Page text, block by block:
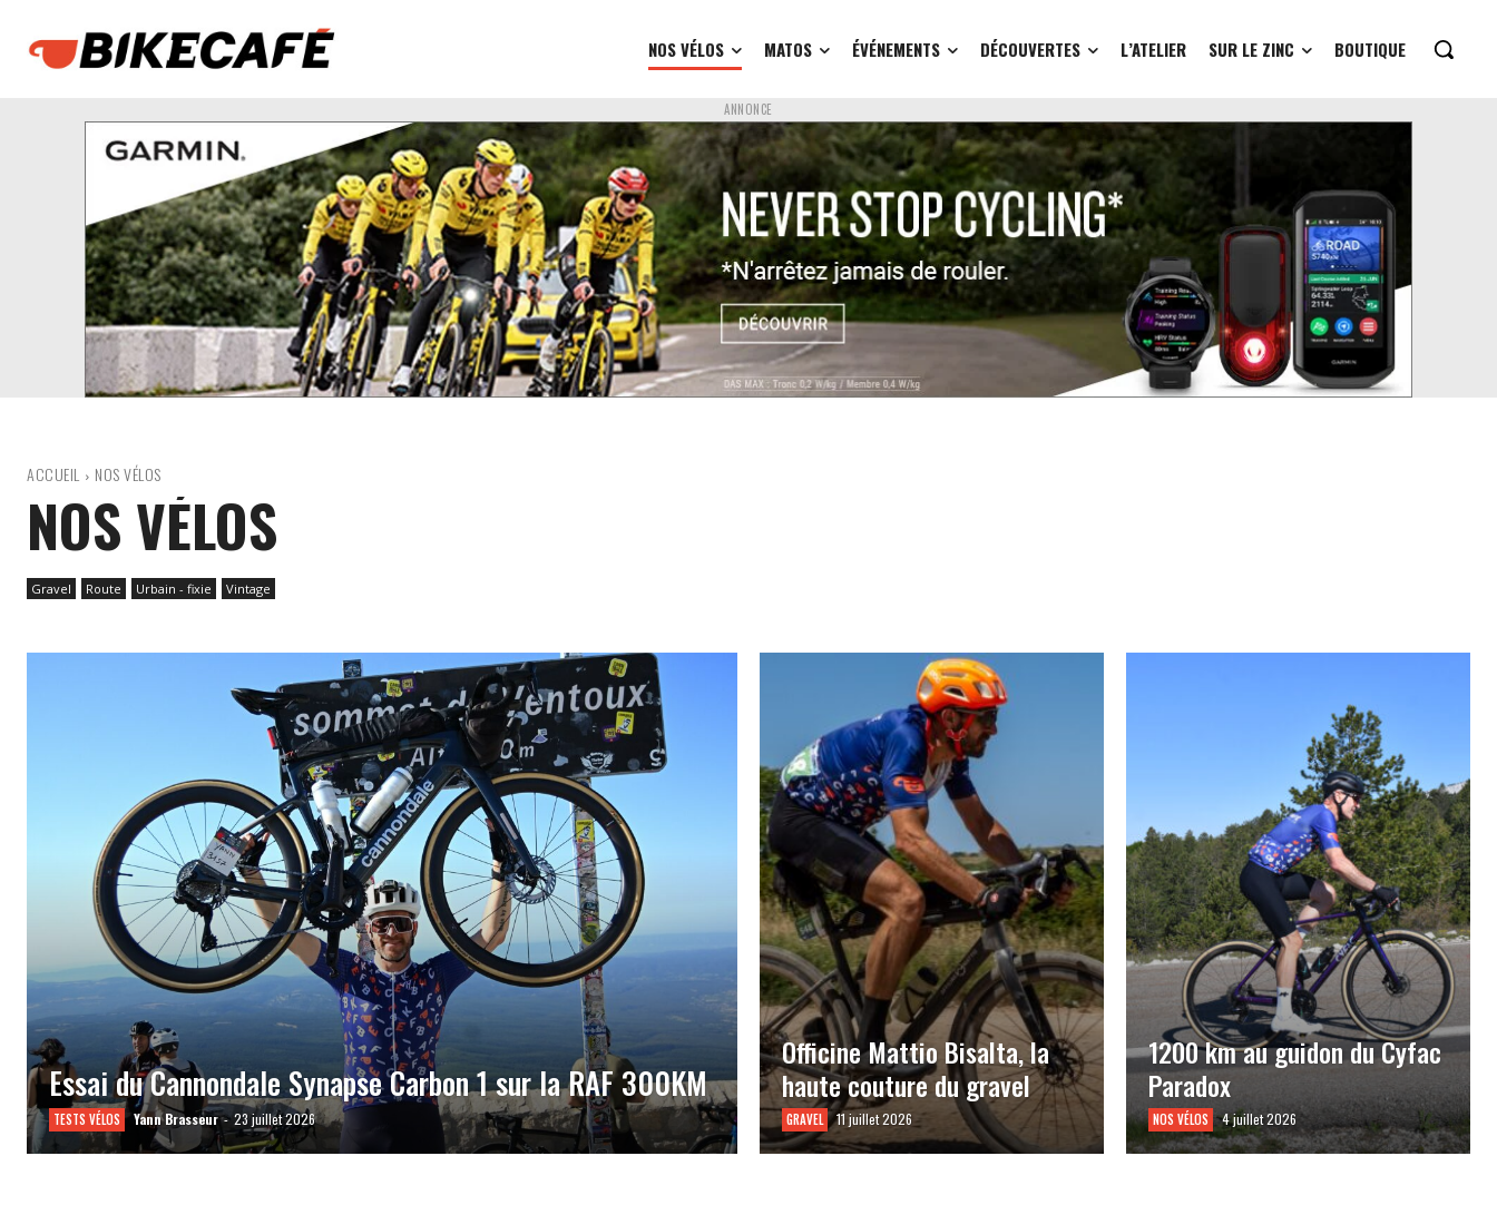
NOS VÉLOS MATOS ÉVÉNEMENTS DÉCOUVERTES L’ATELIER SUR LE ZINC BOUTIQUE
ANNONCE
ACCUEIL NOS VÉLOS
NOS VÉLOS
Gravel Route Urbain - fixie Vintage
Essai du Cannondale Synapse Carbon 1 sur la RAF 300KM
TESTS VÉLOS Yann Brasseur - 23 juillet 2026
Officine Mattio Bisalta, la
haute couture du gravel
GRAVEL 11 juillet 2026
1200 km au guidon du Cyfac
Paradox
NOS VÉLOS 4 juillet 2026